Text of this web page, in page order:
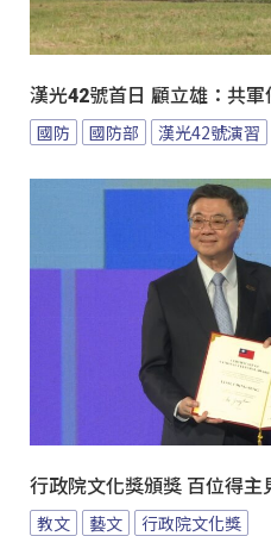
漢光42號首日 顧立雄：共
國防 國防部 漢光42號演習
行政院文化獎頒獎 百位得主
教文 藝文 行政院文化獎